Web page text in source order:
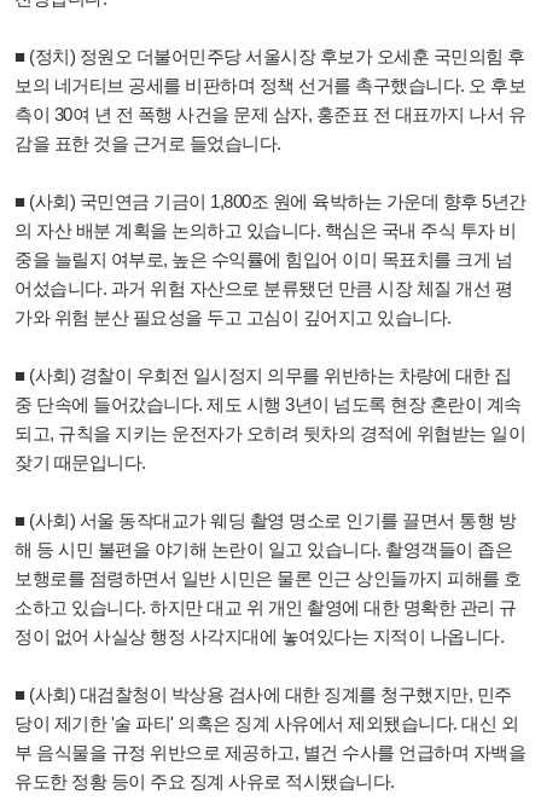
■ (정치) 정원오 더불어민주당 서울시장 후보가 오세훈 국민의힘 후
보의 네거티브 공세를 비판하며 정책 선거를 촉구했습니다. 오 후보
측이 30여 년 전 폭행 사건을 문제 삼자, 홍준표 전 대표까지 나서 유
감을 표한 것을 근거로 들었습니다.
■ (사회) 국민연금 기금이 1,800조 원에 육박하는 가운데 향후 5년간
의 자산 배분 계획을 논의하고 있습니다. 핵심은 국내 주식 투자 비
중을 늘릴지 여부로, 높은 수익률에 힘입어 이미 목표치를 크게 넘
어섰습니다. 과거 위험 자산으로 분류됐던 만큼 시장 체질 개선 평
가와 위험 분산 필요성을 두고 고심이 깊어지고 있습니다.
■ (사회) 경찰이 우회전 일시정지 의무를 위반하는 차량에 대한 집
중 단속에 들어갔습니다. 제도 시행 3년이 넘도록 현장 혼란이 계속
되고, 규칙을 지키는 운전자가 오히려 뒷차의 경적에 위협받는 일이
잦기 때문입니다.
■ (사회) 서울 동작대교가 웨딩 촬영 명소로 인기를 끌면서 통행 방
해 등 시민 불편을 야기해 논란이 일고 있습니다. 촬영객들이 좁은
보행로를 점령하면서 일반 시민은 물론 인근 상인들까지 피해를 호
소하고 있습니다. 하지만 대교 위 개인 촬영에 대한 명확한 관리 규
정이 없어 사실상 행정 사각지대에 놓여있다는 지적이 나옵니다.
■ (사회) 대검찰청이 박상용 검사에 대한 징계를 청구했지만, 민주
당이 제기한 '술 파티' 의혹은 징계 사유에서 제외됐습니다. 대신 외
부 음식물을 규정 위반으로 제공하고, 별건 수사를 언급하며 자백을
유도한 정황 등이 주요 징계 사유로 적시됐습니다.